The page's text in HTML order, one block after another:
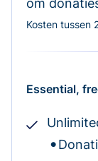
om
Kosten tussen
Essential,